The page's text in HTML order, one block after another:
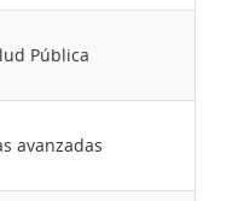
Pública
avanzadas